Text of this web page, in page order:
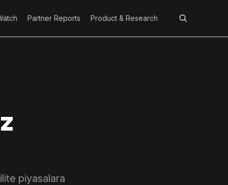
Partner Reports Product & Research
piyasalara